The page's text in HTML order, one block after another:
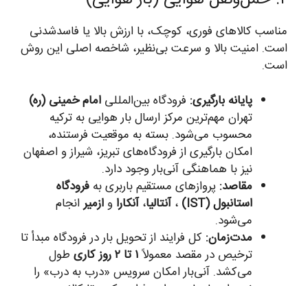
مناسب کالاهای فوری، کوچک، با ارزش بالا یا فاسدشدنی
است. امنیت بالا و سرعت بی‌نظیر، شاخصه اصلی این روش
است.
پایانه بارگیری: فرودگاه بین‌المللی امام خمینی (ره)
تهران مهم‌ترین مرکز ارسال بار هوایی به ترکیه
محسوب می‌شود. بسته به موقعیت فرستنده،
امکان بارگیری از فرودگاه‌های تبریز، شیراز و اصفهان
نیز با هماهنگی آنی‌بار وجود دارد.
مقاصد: پروازهای مستقیم باربری به فرودگاه
استانبول (IST)
،آنتالیا،آنکارا وازمیرانجام
می‌شود.
مدت‌زمان: کل فرایند از تحویل بار در فرودگاه مبدأ تا
ترخیص در مقصد معمولاً۱ تا ۲ روز کاری
طول
می‌کشد. آنی‌بار امکان سرویس «درب به درب» را